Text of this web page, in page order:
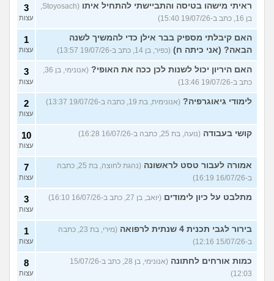
ראיתי מישהו בטיסה והתביישתי להתחיל איתו
בן 16, כתב ב-19/07/26 15:40)
3
עצות
האם קיבלתי מספיק בבר אילן כדי להמשיך לשנה
הבאה? (אני כיתה ח) (כפיר, בן 14, כתב ב-19/07/26 13:57)
1
עצות
האם היריון יכול לשנות לכן ככה את האופי?
כתב ב-19/07/26 13:46)
3
עצות
לימודי גיאוגרפיה? (אנונימית, בת 19, כתבה ב-19/07/26 13:37) 2
עצות
קושי בעבודה (נועה, בת 25, כתבה ב-16/07/26 16:28) 10
עצות
אמורה לעבור טסט לראשונה
(נהגת לחוצה, בת 25, כתבה
ב-16/07/26 16:19)
7
עצות
מתלבט על כיון לימודים (יואב, בן 27, כתב ב-16/07/26 16:10) 3
עצות
בירור לגבי תכנית 4 שנתית לרפואה
(מירי, בת 23, כתבה
ב-15/07/26 12:16)
1
עצות
כמות אורחים לחתונה
(אנונימי, בן 28, כתב ב-15/07/26
12:03)
8
עצות